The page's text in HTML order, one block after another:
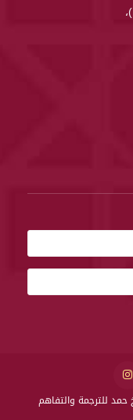
حمد للترجمة والتفاهم